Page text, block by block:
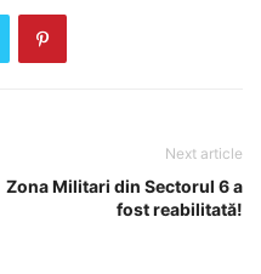
Next article
Zona Militari din Sectorul 6 a
fost reabilitată!